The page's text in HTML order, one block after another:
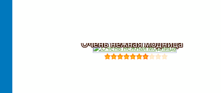
Очень нежная модница